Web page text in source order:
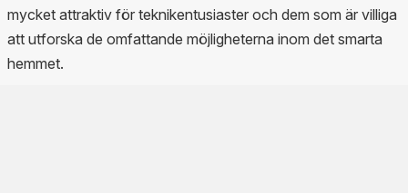
mycket attraktiv för teknikentusiaster och dem som är villiga
att utforska de omfattande möjligheterna inom det smarta
hemmet.